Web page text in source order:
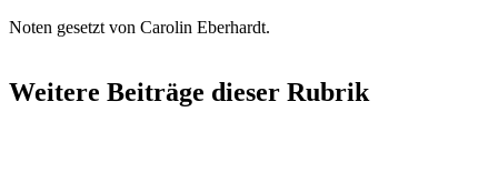
Noten gesetzt von Carolin Eberhardt.
Weitere Beiträge dieser Rubrik